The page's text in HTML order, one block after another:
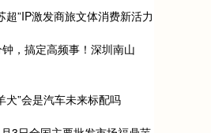
超”IP激发商旅文体消费新活力
，搞定高频事！深圳南山
犬”会是汽车未来标配吗